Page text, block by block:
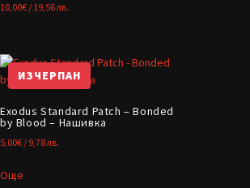
10,00€ / 19,56 лв.
ИЗЧЕРПАН
Exodus Standard Patch – Bonded
by Blood – Нашивка
5,00€ / 9,78 лв.
Още